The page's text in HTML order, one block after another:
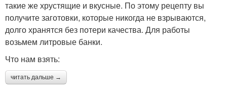
такие же хрустящие и вкусные. По этому рецепту вы
получите заготовки, которые никогда не взрываются,
долго хранятся без потери качества. Для работы
возьмем литровые банки.
Что нам взять:
читать дальше →